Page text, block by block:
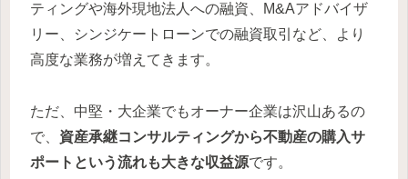
ティングや海外現地法人への融資、M&Aアドバイザ
リー、シンジケートローンでの融資取引など、より
高度な業務が増えてきます。
ただ、中堅・大企業でもオーナー企業は沢山あるの
で、 資産承継コンサルティングから不動産の購入サ
ポートという流れも大きな収益源です。